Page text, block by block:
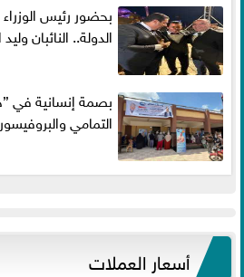
بحضور رئيس
الدولة.. النائبان
بصمة إنسانية في
التمامي
أسعار العملات